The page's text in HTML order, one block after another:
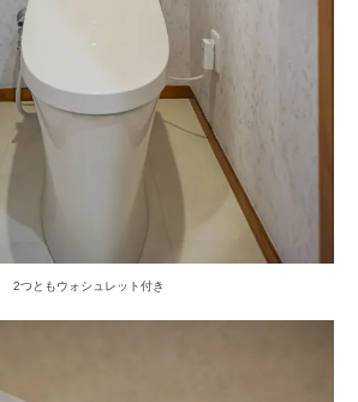
2つともウォシュレット付き